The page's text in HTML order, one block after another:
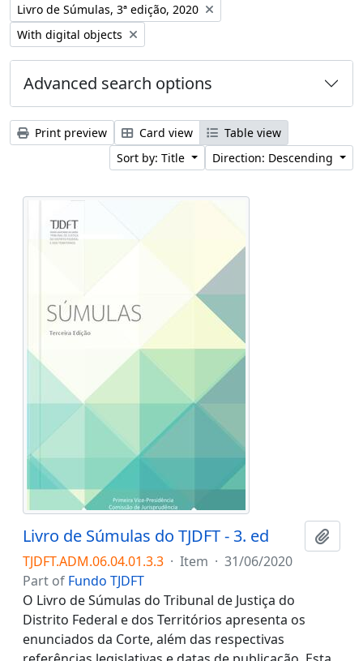
Remove filter:
Livro de Súmulas, 3ª edição, 2020
Remove filter:
With digital objects
Advanced search options
Print preview Card view
Table view
Sort by: Title
Direction: Descending
Livro de Súmulas do TJDFT - 3. ed
TJDFT.ADM.06.04.01.3.3 · Item · 31/06/2020
Part of Fundo TJDFT
O Livro de Súmulas do Tribunal de Justiça do
Distrito Federal e dos Territórios apresenta os
enunciados da Corte, além das respectivas